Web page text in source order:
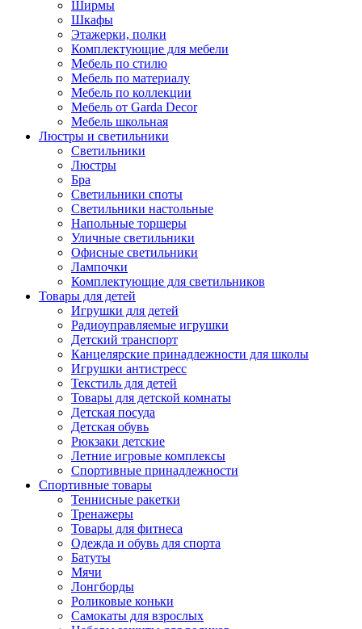
Ширмы
Шкафы
Этажерки, полки
Комплектующие для мебели
Мебель по стилю
Мебель по материалу
Мебель по коллекции
Мебель от Garda Decor
Мебель школьная
Люстры и светильники
Светильники
Люстры
Бра
Светильники споты
Светильники настольные
Напольные торшеры
Уличные светильники
Офисные светильники
Лампочки
Комплектующие для светильников
Товары для детей
Игрушки для детей
Радиоуправляемые игрушки
Детский транспорт
Канцелярские принадлежности для школы
Игрушки антистресс
Текстиль для детей
Товары для детской комнаты
Детская посуда
Детская обувь
Рюкзаки детские
Летние игровые комплексы
Спортивные принадлежности
Спортивные товары
Теннисные ракетки
Тренажеры
Товары для фитнеса
Одежда и обувь для спорта
Батуты
Мячи
Лонгборды
Роликовые коньки
Самокаты для взрослых